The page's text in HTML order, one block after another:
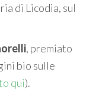
di Licodia, sul
, premiato
bio sulle
qui).